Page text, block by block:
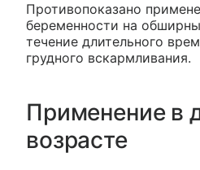
Противопоказано
беременности на
течение длительного
грудного вскармливания.
Применение в
возрасте